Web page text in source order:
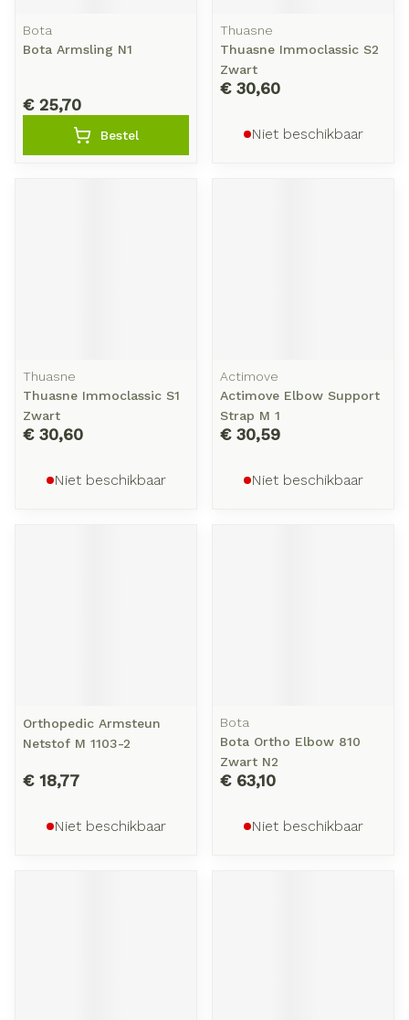
Bota
Bota Armsling N1
€ 25,70
Bestel
Thuasne
Thuasne Immoclassic S2
Zwart
€ 30,60
Niet beschikbaar
Thuasne
Thuasne Immoclassic S1
Zwart
€ 30,60
Niet beschikbaar
Actimove
Actimove Elbow Support
Strap M 1
€ 30,59
Niet beschikbaar
Orthopedic Armsteun
Netstof M 1103-2
€ 18,77
Niet beschikbaar
Bota
Bota Ortho Elbow 810
Zwart N2
€ 63,10
Niet beschikbaar